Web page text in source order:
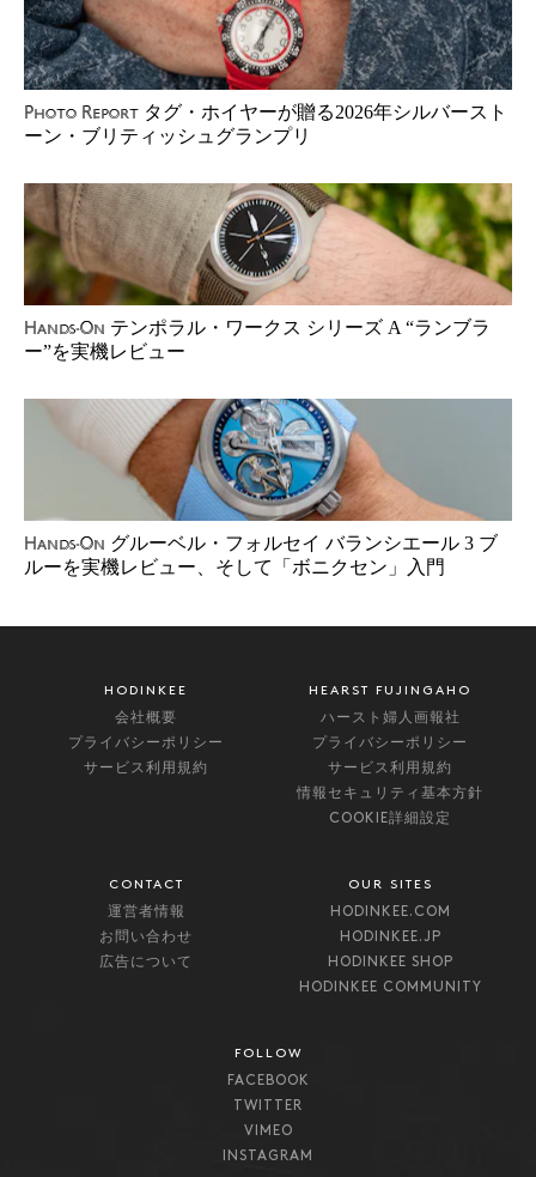
Photo Report タグ・ホイヤーが贈る2026年シルバースト
ーン・ブリティッシュグランプリ
Hands-On テンポラル・ワークス シリーズ A “ランブラ
ー”を実機レビュー
Hands-On グルーベル・フォルセイ バランシエール 3 ブ
ルーを実機レビュー、そして「ボニクセン」入門
HODINKEE
会社概要
プライバシーポリシー
サービス利用規約
HEARST FUJINGAHO
ハースト婦人画報社
プライバシーポリシー
サービス利用規約
情報セキュリティ基本方針
COOKIE詳細設定
CONTACT
運営者情報
お問い合わせ
広告について
OUR SITES
HODINKEE.COM
HODINKEE.JP
HODINKEE SHOP
HODINKEE COMMUNITY
FOLLOW
FACEBOOK
TWITTER
VIMEO
INSTAGRAM